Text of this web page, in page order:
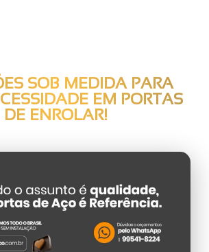
SOB MEDIDA PARA
EM PORTAS
DE ENROLAR!